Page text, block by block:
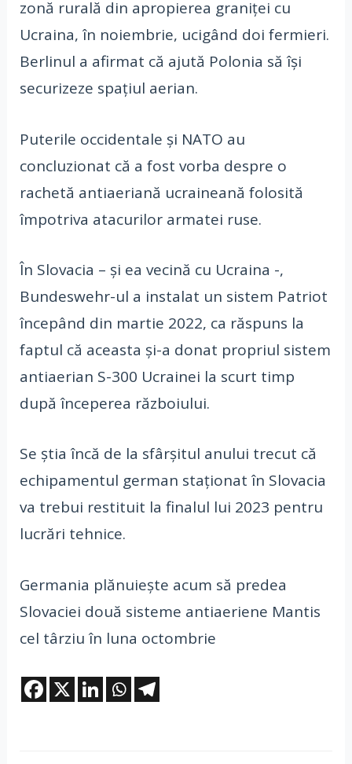
zonă rurală din apropierea graniţei cu
Ucraina, în noiembrie, ucigând doi fermieri.
Berlinul a afirmat că ajută Polonia să îşi
securizeze spaţiul aerian.
Puterile occidentale şi NATO au
concluzionat că a fost vorba despre o
rachetă antiaeriană ucraineană folosită
împotriva atacurilor armatei ruse.
În Slovacia – şi ea vecină cu Ucraina -,
Bundeswehr-ul a instalat un sistem Patriot
începând din martie 2022, ca răspuns la
faptul că aceasta şi-a donat propriul sistem
antiaerian S-300 Ucrainei la scurt timp
după începerea războiului.
Se ştia încă de la sfârşitul anului trecut că
echipamentul german staţionat în Slovacia
va trebui restituit la finalul lui 2023 pentru
lucrări tehnice.
Germania plănuieşte acum să predea
Slovaciei două sisteme antiaeriene Mantis
cel târziu în luna octombrie